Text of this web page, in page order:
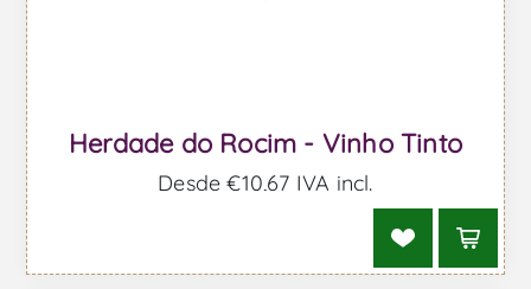
Herdade do Rocim - Vinho Tinto
Desde €10,67 IVA incl.